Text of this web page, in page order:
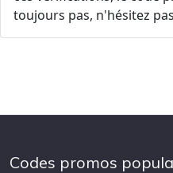
toujours pas, n'hésitez
Codes promos